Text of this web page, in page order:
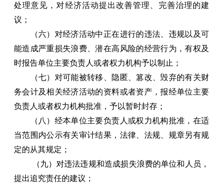
处理意见，对经济活动提出改善管理、完善治理的建
议；
（六）对经济活动中正在进行的违法、违规以及可
能造成严重损失浪费、潜在高风险的经营行为，有权及
时报告单位主要负责人或者权力机构予以制止；
（七）对可能被转移、隐匿、篡改、毁弃的有关财
务会计及相关经济活动的资料或者资产，报经单位主要
负责人或者权力机构批准，予以暂时封存；
（八）经本单位主要负责人或权力机构批准，在适
当范围内公示有关审计结果，法律、法规、规章另有规
定的从其规定；
（九）对违法违规和造成损失浪费的单位和人员，
提出追究责任的建议；